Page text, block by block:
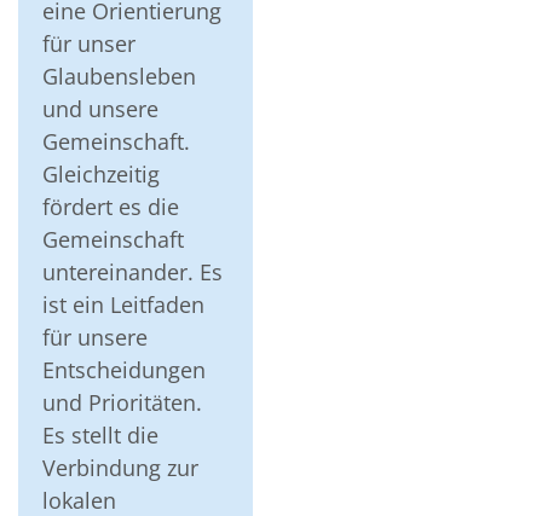
eine Orientierung
für unser
Glaubensleben
und unsere
Gemeinschaft.
Gleichzeitig
fördert es die
Gemeinschaft
untereinander. Es
ist ein Leitfaden
für unsere
Entscheidungen
und Prioritäten.
Es stellt die
Verbindung zur
lokalen